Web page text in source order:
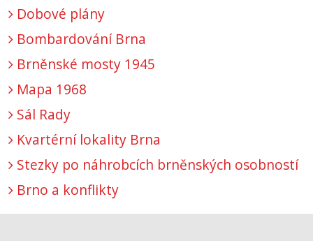
Dobové plány
Bombardování Brna
Brněnské mosty 1945
Mapa 1968
Sál Rady
Kvartérní lokality Brna
Stezky po náhrobcích brněnských osobností
Brno a konflikty